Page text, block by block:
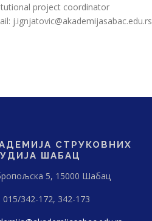
project coordinator
j.ignjatovic@akademijasabac.edu.rs
СТРУКОВНИХ
ШАБАЦ
5, 15000 Шабац
015/342-172, 342-173